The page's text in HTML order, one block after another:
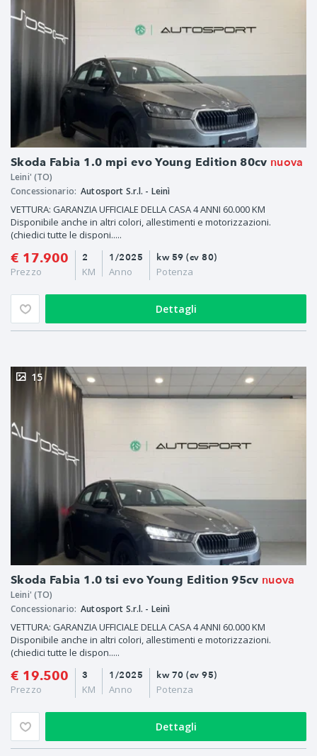
Skoda Fabia 1.0 mpi evo Young Edition 80cv nuova
Leini' (TO)
Concessionario: Autosport S.r.l. - Leinì
VETTURA: GARANZIA UFFICIALE DELLA CASA 4 ANNI 60.000 KM
Disponibile anche in altri colori, allestimenti e motorizzazioni.
(chiedici tutte le disponi.....
€ 17.900
Prezzo
1/2025
Anno
2
KM
kw 59 (cv 80)
Potenza
Dettagli
Skoda Fabia 1.0 tsi evo Young Edition 95cv nuova
15
Leini' (TO)
Concessionario: Autosport S.r.l. - Leinì
VETTURA: GARANZIA UFFICIALE DELLA CASA 4 ANNI 60.000 KM
Disponibile anche in altri colori, allestimenti e motorizzazioni.
(chiedici tutte le dispon.....
€ 19.500
Prezzo
1/2025
Anno
3
KM
kw 70 (cv 95)
Potenza
Dettagli